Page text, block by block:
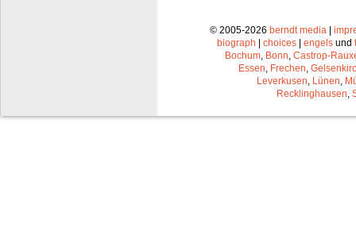
© 2005-2026 berndt media|
biograph
choices engels und
Bochum, Bonn, Castrop-
Essen, Frechen,
Leverkusen, Lünen,
Recklinghausen,